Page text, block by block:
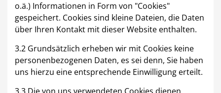
o.ä.) Informationen in Form von "Cookies"
gespeichert. Cookies sind kleine Dateien, die Daten
über Ihren Kontakt mit dieser Website enthalten.
3.2 Grundsätzlich erheben wir mit Cookies keine
personenbezogenen Daten, es sei denn, Sie haben
uns hierzu eine entsprechende Einwilligung erteilt.